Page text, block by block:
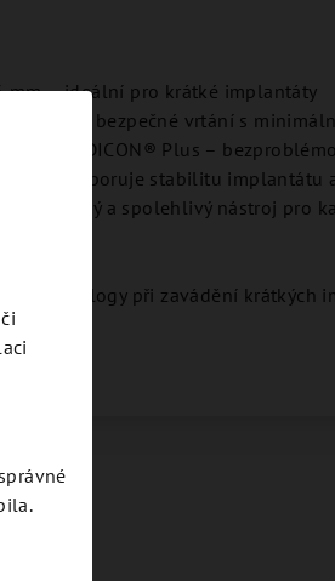
mm – ideální pro krátké implantáty
přesné a bezpečné vrtání s
JDICON® Plus –
– podporuje stabilitu implantátu
a spolehlivý nástroj pro
implantology při zavádění